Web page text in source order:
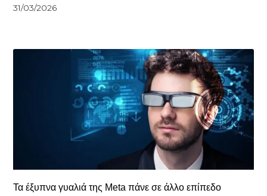
31/03/2026
Τα έξυπνα γυαλιά της Meta πάνε σε άλλο επίπεδο